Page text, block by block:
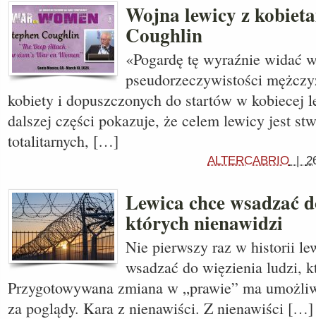
Wojna lewicy z
Coughlin
«Pogardę tę wyraźnie widać
pseudorzeczywistości
kobiety i dopuszczonych do startów w
dalszej części pokazuje, że celem lewicy jest
totalitarnych, […]
ALTERCABRIO |
Lewica chce wsadzać
których nienawidzi
Nie pierwszy raz w historii
wsadzać do więzienia ludzi,
Przygotowywana zmiana w „prawie” ma
za poglądy. Kara z nienawiści. Z nienawiści […]